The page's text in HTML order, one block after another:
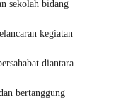
sekolah bidang
kegiatan
diantara
bertanggung